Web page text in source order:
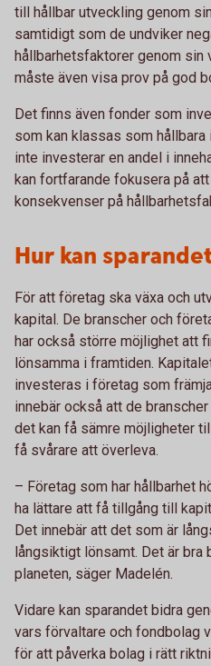
till hållbar utveckling genom
samtidigt som de undviker
hållbarhetsfaktorer genom sin
måste även visa prov på god
Det finns även fonder som
som kan klassas som
inte investerar en andel i
kan fortfarande fokusera på
konsekvenser på
Hur kan
För att företag ska växa och
kapital. De branscher och
har också större möjlighet att
lönsamma i framtiden.
investeras i företag som
innebär också att de
det kan få sämre möjligheter
få svårare att överleva.
– Företag som har hållbarhet
ha lättare att få tillgång till
Det innebär att det som är
långsiktigt lönsamt. Det är bra
planeten, säger Madelén.
Vidare kan sparandet bidra
vars förvaltare och fondbolag
för att påverka bolag i rätt